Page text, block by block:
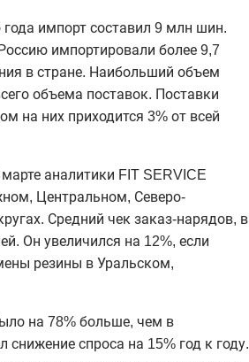
импорт составил 9 млн шин.
импортировали более 9,7
в стране. Наибольший объем
объема поставок. Поставки
на них приходится 3% от всей
аналитики FIT SERVICE
Центральном, Северо-
Средний чек заказ-нарядов, в
Он увеличился на 12%, если
резины в Уральском,
на 78% больше, чем в
спроса на 15% год к году.